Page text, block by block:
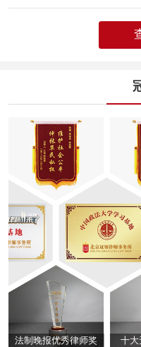
法制晚报优秀律师奖 十大